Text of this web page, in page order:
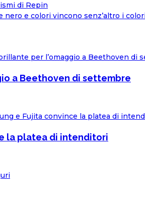
di Repin
nero e colori vincono senz’altro i
a Beethoven di settembre
la platea di intenditori